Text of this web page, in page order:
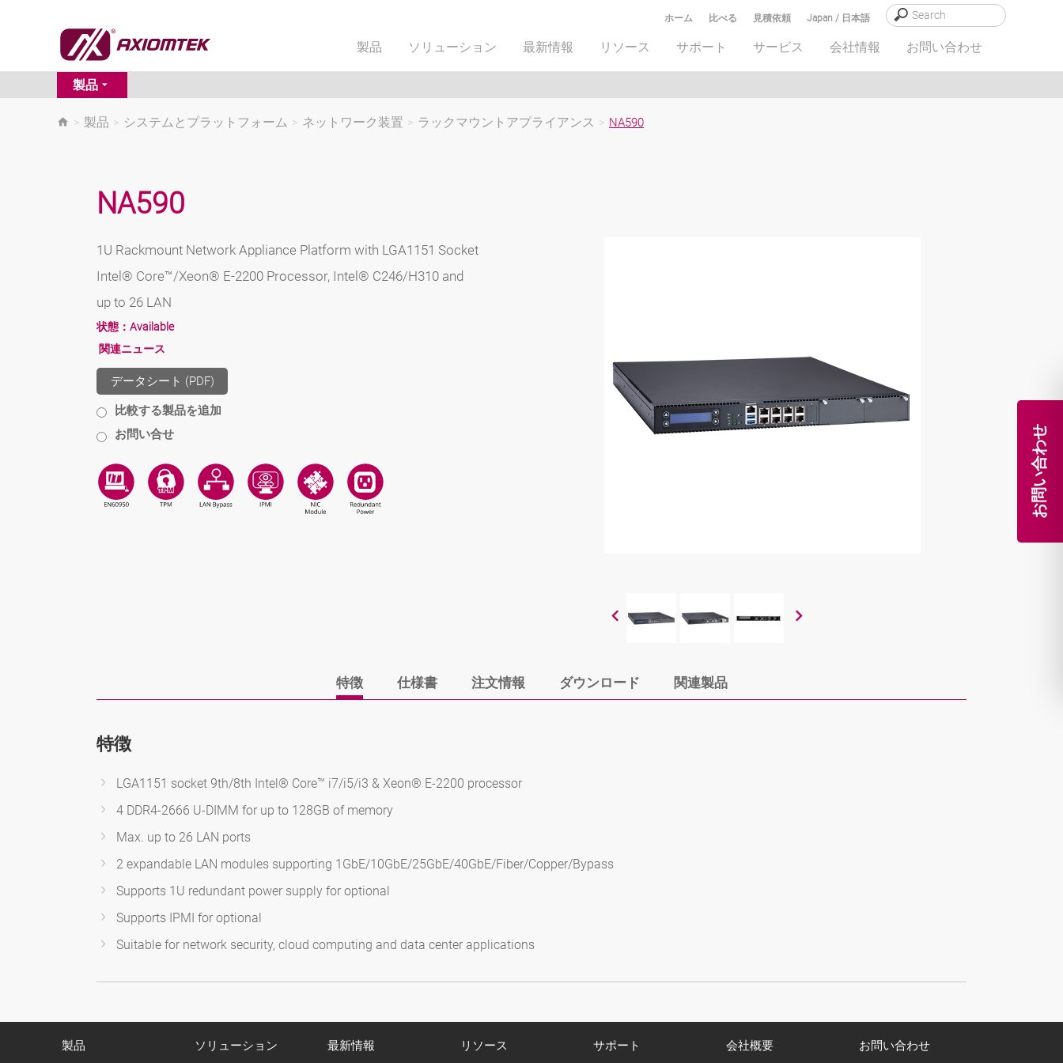
お問い合わせ
Japan / 日本語
見積依頼
比べる
ホーム
製品 ソリューション 最新情報 リソース サポート サービス 会社情報 お問い合わせ
製品
> 製品 > システムとプラットフォーム > ネットワーク装置 > ラックマウントアプライアンス > NA590
NA590
1U Rackmount Network Appliance Platform with LGA1151 Socket
Intel® Core™/Xeon® E-2200 Processor, Intel® C246/H310 and
up to 26 LAN
状態： Available
関連ニュース
データシート (PDF)
比較する製品を追加
お問い合せ
特徴 仕様書 注文情報 ダウンロード 関連製品
特徴
LGA1151 socket 9th/8th Intel® Core™ i7/i5/i3 & Xeon® E-2200 processor
4 DDR4-2666 U-DIMM for up to 128GB of memory
Max. up to 26 LAN ports
2 expandable LAN modules supporting 1GbE/10GbE/25GbE/40GbE/Fiber/Copper/Bypass
Supports 1U redundant power supply for optional
Supports IPMI for optional
Suitable for network security, cloud computing and data center applications
製品 ソリューション 最新情報 リソース サポート 会社概要 お問い合わせ